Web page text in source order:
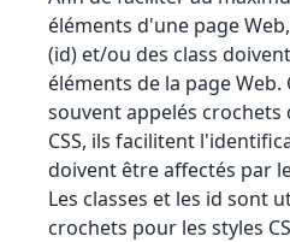
éléments d'une page
(id) et/ou des class
éléments de la page
souvent appelés crochets
CSS, ils facilitent
doivent être affectés par
Les classes et les id sont
crochets pour les styles